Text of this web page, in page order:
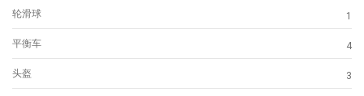
轮滑球 1
平衡车 4
头盔 3